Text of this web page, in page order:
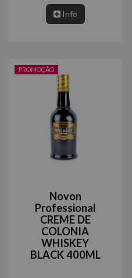
Info
PROMOÇÃO
Novon
Professional
CREME DE
COLONIA
WHISKEY
BLACK 400ML